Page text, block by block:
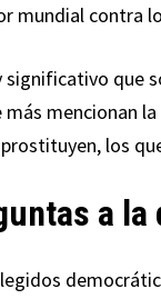
mundial contra
significativo que
más mencionan
los
a la